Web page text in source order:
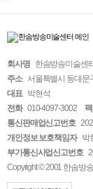
회사명 한솜방송미술센
주소 서울특별시 동대문
대표 박현석
전화 010-4097-3002
통신판매업신고번호
개인정보 보호책임자 박
부가통신사업신고번호
Copyright © 2001 한솜방